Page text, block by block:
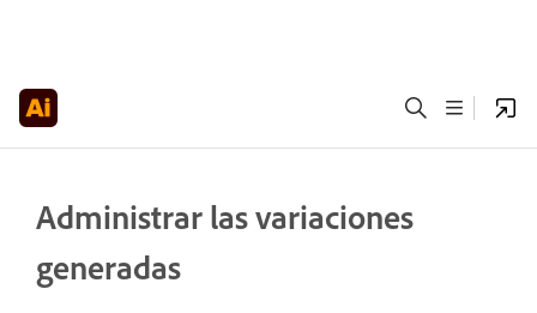
Administrar las variaciones
generadas